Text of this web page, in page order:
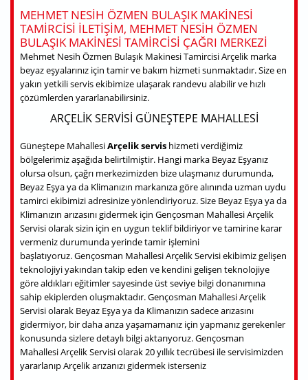
MEHMET NESIH ÖZMEN BULAŞIK MAKINESI
TAMIRCISI ILETIŞIM, MEHMET NESIH ÖZMEN
BULAŞIK MAKINESI TAMIRCISI ÇAĞRI MERKEZI
Mehmet Nesih Özmen Bulaşık Makinesi Tamircisi Arçelik marka
beyaz eşyalarınız için tamir ve bakım hizmeti sunmaktadır. Size en
yakın yetkili servis ekibimize ulaşarak randevu alabilir ve hızlı
çözümlerden yararlanabilirsiniz.
ARÇELIK SERVISI GÜNEŞTEPE MAHALLESI
Güneştepe MahallesiArçelik servishizmeti verdiğimiz
bölgelerimiz aşağıda belirtilmiştir. Hangi marka Beyaz Eşyanız
olursa olsun, çağrı merkezimizden bize ulaşmanız durumunda,
Beyaz Eşya ya da Klimanızın markanıza göre alınında uzman uydu
tamirci ekibimizi adresinize yönlendiriyoruz. Size Beyaz Eşya ya da
Klimanızın arızasını gidermek için Gençosman Mahallesi Arçelik
Servisi olarak sizin için en uygun teklif bildiriyor ve tamirine karar
vermeniz durumunda yerinde tamir işlemini
başlatıyoruz. Gençosman Mahallesi Arçelik Servisi ekibimiz gelişen
teknolojiyi yakından takip eden ve kendini gelişen teknolojiye
göre aldıkları eğitimler sayesinde üst seviye bilgi donanımına
sahip ekiplerden oluşmaktadır. Gençosman Mahallesi Arçelik
Servisi olarak Beyaz Eşya ya da Klimanızın sadece arızasını
gidermiyor, bir daha arıza yaşamamanız için yapmanız gerekenler
konusunda sizlere detaylı bilgi aktarıyoruz. Gençosman
Mahallesi Arçelik Servisi olarak 20 yıllık tecrübesi ile servisimizden
yararlanıp Arçelik arızanızı gidermek isterseniz